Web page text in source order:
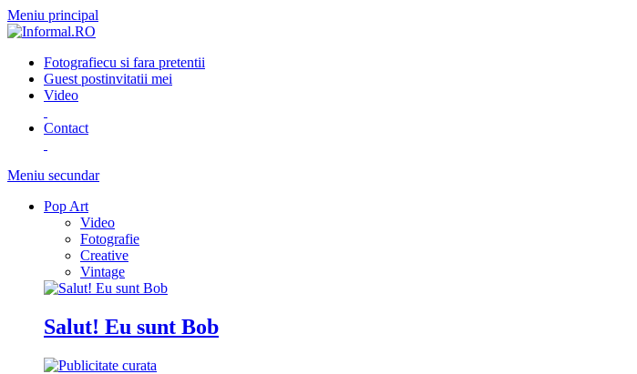
Meniu principal
Fotografiecu si fara pretentii
Guest postinvitatii mei
Video
Contact
Meniu secundar
Pop Art
Video
Fotografie
Creative
Vintage
Salut! Eu sunt Bob